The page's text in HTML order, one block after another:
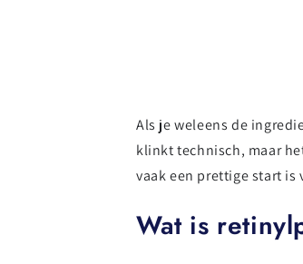
Als je weleens de
klinkt technisch, maar
vaak een prettige start
Wat is